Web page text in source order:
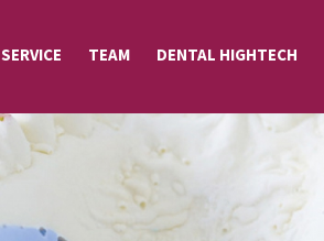
SERVICE TEAM DENTAL HIGHTECH